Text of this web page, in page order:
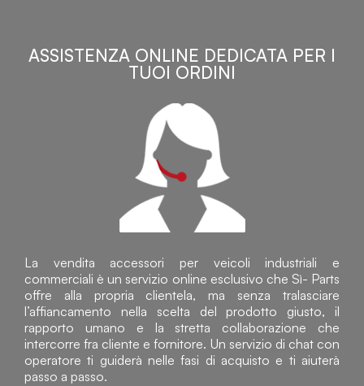
ASSISTENZA ONLINE DEDICATA PER I
TUOI ORDINI
La vendita accessori per veicoli industriali e
commerciali è un servizio online esclusivo che Sì- Parts
offre alla propria clientela, ma senza tralasciare
l’affiancamento nella scelta del prodotto giusto, il
rapporto umano e la stretta collaborazione che
intercorre fra cliente e fornitore. Un servizio di chat con
operatore ti guiderà nelle fasi di acquisto e ti aiuterà
passo a passo.